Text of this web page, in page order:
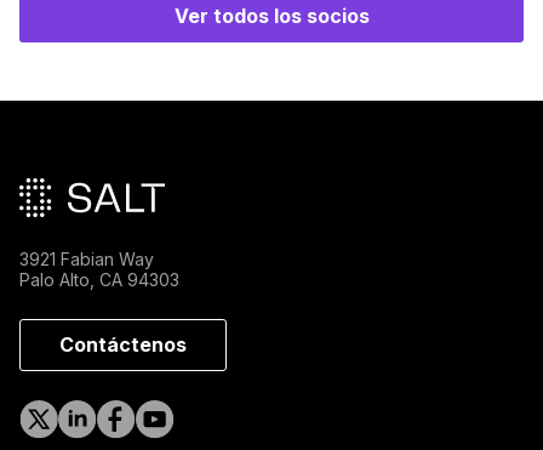
Ver todos los socios
3921 Fabian Way
Palo Alto, CA 94303
Contáctenos